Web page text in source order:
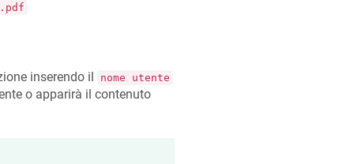
inserendo il nome utente
o apparirà il contenuto